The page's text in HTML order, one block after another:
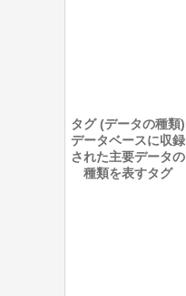
タグ (データの種類)
データベースに収録
された主要データの
種類を表すタグ